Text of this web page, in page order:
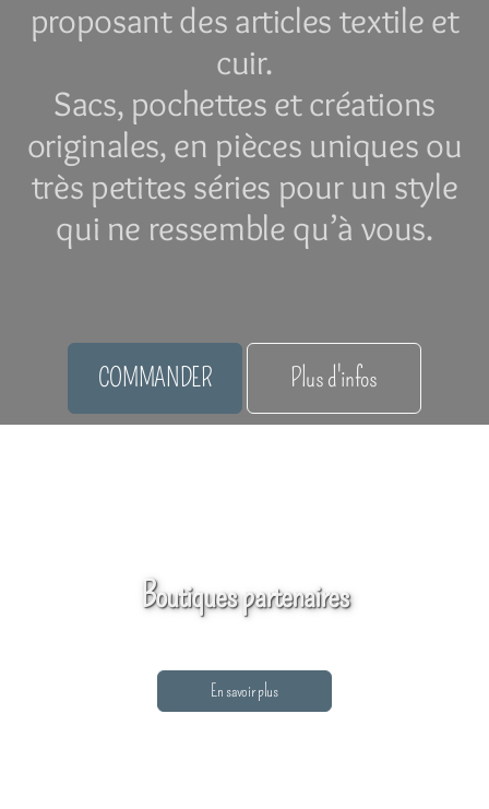
proposant des articles textile et
cuir.
Sacs, pochettes et créations
originales, en pièces uniques ou
très petites séries pour un style
qui ne ressemble qu’à vous.
COMMANDER Plus d'infos
Boutiques partenaires
En savoir plus